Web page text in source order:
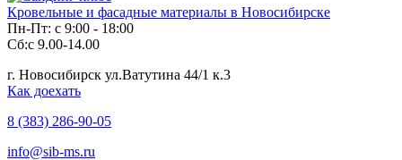
Кровельные и фасадные материалы в Новосибирске
Пн-Пт: с 9:00 - 18:00
Сб:с 9.00-14.00
г. Новосибирск ул.Ватутина 44/1 к.3
Как доехать
8 (383) 286-90-05
info@sib-ms.ru